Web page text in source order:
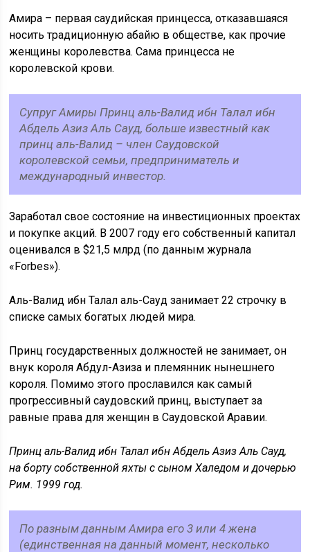
Амира – первая саудийская принцесса, отказавшаяся
носить традиционную абайю в обществе, как прочие
женщины королевства. Сама принцесса не
королевской крови.
Супруг Амиры Принц аль-Валид ибн Талал ибн
Абдель Азиз Аль Сауд, больше известный как
принц аль-Валид – член Саудовской
королевской семьи, предприниматель и
международный инвестор.
Заработал свое состояние на инвестиционных проектах
и покупке акций. В 2007 году его собственный капитал
оценивался в $21,5 млрд (по данным журнала
«Forbes»).
Аль-Валид ибн Талал аль-Сауд занимает 22 строчку в
списке самых богатых людей мира.
Принц государственных должностей не занимает, он
внук короля Абдул-Азиза и племянник нынешнего
короля. Помимо этого прославился как самый
прогрессивный саудовский принц, выступает за
равные права для женщин в Саудовской Аравии.
Принц аль-Валид ибн Талал ибн Абдель Азиз Аль Сауд,
на борту собственной яхты с сыном Халедом и дочерью
Рим. 1999 год.
По разным данным Амира его 3 или 4 жена
(единственная на данный момент, несколько